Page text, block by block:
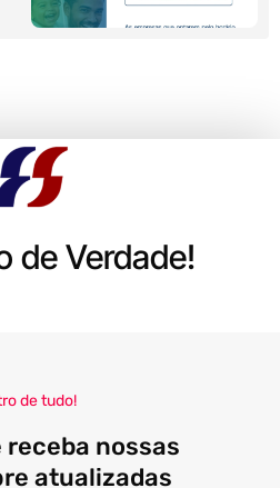
de Verdade!
de tudo!
nossas
atualizadas